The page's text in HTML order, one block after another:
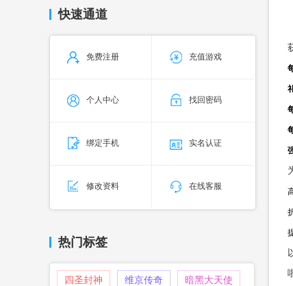
快速通道
免费注册 充值游戏
个人中心 找回密码
绑定手机 实名认证
修改资料 在线客服
热门标签
四圣封神 维京传奇 暗黑大天使